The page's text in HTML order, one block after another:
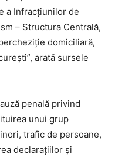
a Infracţiunilor de
– Structura Centrală,
domiciliară,
arată sursele
penală privind
unui grup
trafic de persoane,
declaraţiilor şi